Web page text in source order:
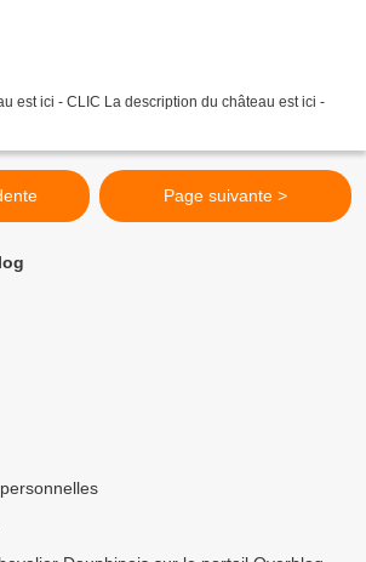
est ici - CLIC La description du château est ici -
Page suivante >